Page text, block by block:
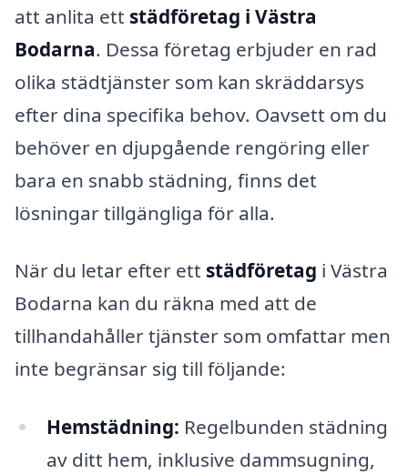
att anlita ett städföretag i Västra
Bodarna. Dessa företag erbjuder en rad
olika städtjänster som kan skräddarsys
efter dina specifika behov. Oavsett om du
behöver en djupgående rengöring eller
bara en snabb städning, finns det
lösningar tillgängliga för alla.
När du letar efter ett städföretag i Västra
Bodarna kan du räkna med att de
tillhandahåller tjänster som omfattar men
inte begränsar sig till följande:
Hemstädning: Regelbunden städning
av ditt hem, inklusive dammsugning,